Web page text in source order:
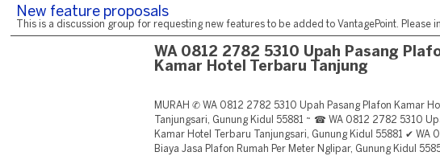
New feature proposals
This is a discussion group for requesting new features to be added to VantagePoint.
WA 0812 2782 5310 Upah Pasang
Kamar Hotel Terbaru Tanjung
MURAH ✆ WA 0812 2782 5310 Upah Pasang Plafon Kamar
Tanjungsari, Gunung Kidul 55881 ~ ☎ WA 0812 2782 5310
Kamar Hotel Terbaru Tanjungsari, Gunung Kidul 55881 ✔ WA
Biaya Jasa Plafon Rumah Per Meter Nglipar, Gunung Kidul